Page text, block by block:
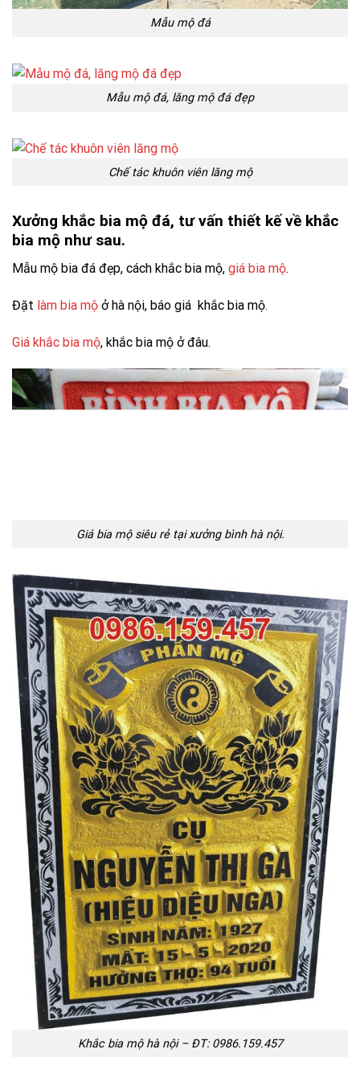
Mẫu mộ đá
Mẫu mộ đá, lăng mộ đá đẹp
Chế tác khuôn viên lăng mộ
Xưởng khắc bia mộ đá, tư vấn thiết kế về khắc
bia mộ như sau.
Mẫu mộ bia đá đẹp, cách khắc bia mộ, giá bia mộ.
Đặt làm bia mộ ở hà nội, báo giá khắc bia mộ.
Giá khắc bia mộ, khắc bia mộ ở đâu.
Giá bia mộ siêu rẻ tại xưởng bình hà nội.
Khắc bia mộ hà nội – ĐT: 0986.159.457